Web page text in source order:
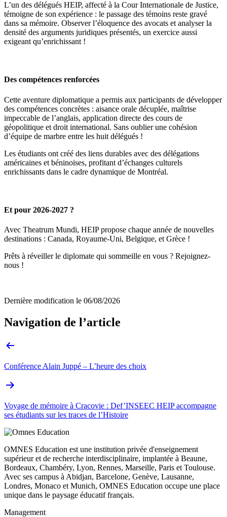
L’un des délégués HEIP, affecté à la Cour Internationale de Justice,
témoigne de son expérience : le passage des témoins reste gravé
dans sa mémoire. Observer l’éloquence des avocats et analyser la
densité des arguments juridiques présentés, un exercice aussi
exigeant qu’enrichissant !
Des compétences renforcées
Cette aventure diplomatique a permis aux participants de développer
des compétences concrètes : aisance orale décuplée, maîtrise
impeccable de l’anglais, application directe des cours de
géopolitique et droit international. Sans oublier une cohésion
d’équipe de marbre entre les huit délégués !
Les étudiants ont créé des liens durables avec des délégations
américaines et béninoises, profitant d’échanges culturels
enrichissants dans le cadre dynamique de Montréal.
Et pour 2026-2027 ?
Avec Theatrum Mundi, HEIP propose chaque année de nouvelles
destinations : Canada, Royaume-Uni, Belgique, et Grèce !
Prêts à réveiller le diplomate qui sommeille en vous ? Rejoignez-
nous !
Dernière modification le 06/08/2026
Navigation de l’article
Conférence Alain Juppé – L’heure des choix
Voyage de mémoire à Cracovie : Def’INSEEC HEIP accompagne
ses étudiants sur les traces de l’Histoire
OMNES Education est une institution privée d'enseignement
supérieur et de recherche interdisciplinaire, implantée à Beaune,
Bordeaux, Chambéry, Lyon, Rennes, Marseille, Paris et Toulouse.
Avec ses campus à Abidjan, Barcelone, Genève, Lausanne,
Londres, Monaco et Munich, OMNES Education occupe une place
unique dans le paysage éducatif français.
Management